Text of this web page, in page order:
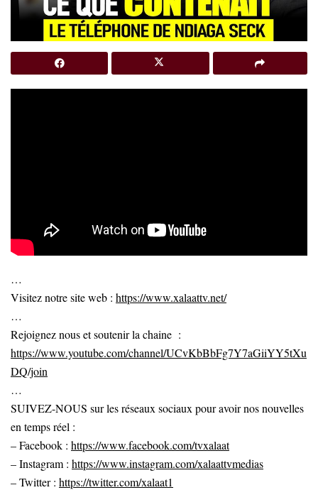
…
Visitez notre site web : https://www.xalaattv.net/
…
Rejoignez nous et soutenir la chaine :
https://www.youtube.com/channel/UCvKbBbFg7Y7aGiiYY5tXu
DQ/join
…
SUIVEZ-NOUS sur les réseaux sociaux pour avoir nos nouvelles
en temps réel :
– Facebook : https://www.facebook.com/tvxalaat
– Instagram : https://www.instagram.com/xalaattvmedias
– Twitter : https://twitter.com/xalaat1